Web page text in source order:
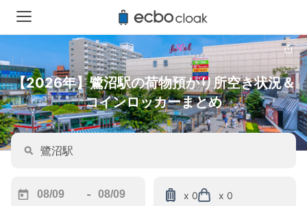
【2026年】鷺沼駅の荷物預かり所空き状況＆
コインロッカーまとめ
-
x 0 x 0